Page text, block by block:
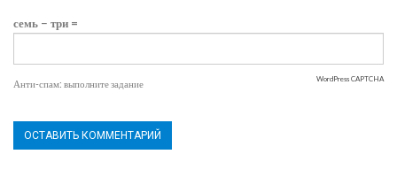
семь − три =
Анти-спам: выполните задание WordPress CAPTCHA